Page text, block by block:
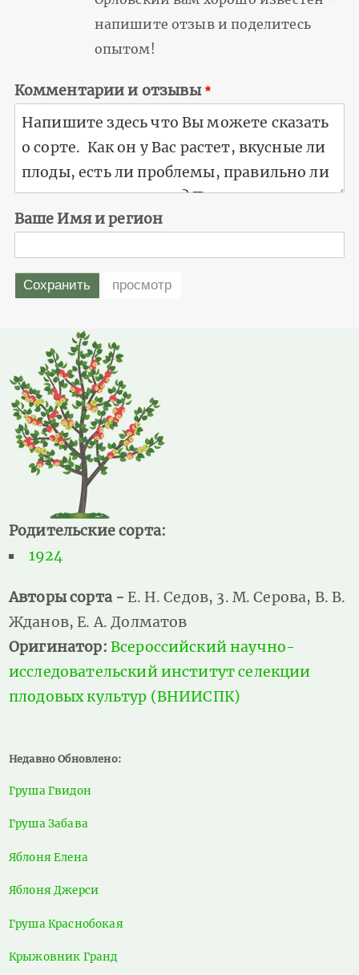
напишите отзыв и поделитесь
опытом!
Комментарии и отзывы
Ваше Имя и регион
Родительские сорта:
1924
Авторы сорта -Е. Н. Седов, 3. М. Серова, В. В.
Жданов, Е. А. Долматов
Оригинатор: Всероссийский научно-
исследовательский институт селекции
плодовых культур (ВНИИСПК)
Недавно Обновлено:
Груша Гвидон
Груша Забава
Яблоня Елена
Яблоня Джерси
Груша Краснобокая
Крыжовник Гранд